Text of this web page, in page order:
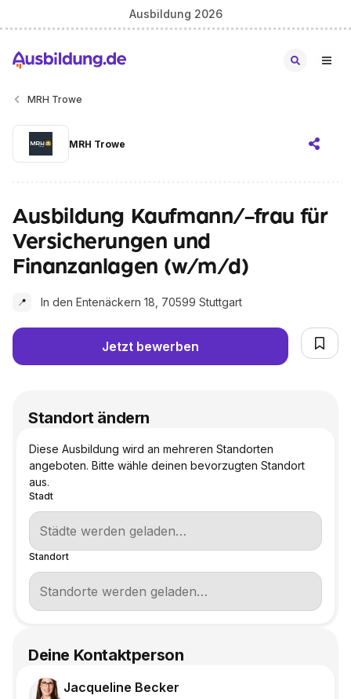
Ausbildung 2026
MRH Trowe
MRH Trowe
Ausbildung Kaufmann/-frau für
Versicherungen und
Finanzanlagen (w/m/d)
📍 In den Entenäckern 18, 70599 Stuttgart
Jetzt bewerben
Standort ändern
Diese Ausbildung wird an mehreren Standorten
angeboten. Bitte wähle deinen bevorzugten Standort
aus.
Stadt
Standort
Deine Kontaktperson
Jacqueline Becker